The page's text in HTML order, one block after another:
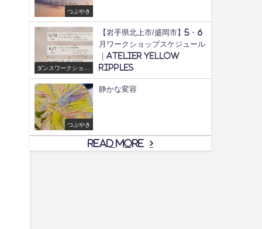
つぶやき
ダンスワークショッ
プ/舞
【岩手県北上市/盛岡市】5・6
月ワークショップスケジュール
｜Atelier yellow
ripples
つぶやき
静かな変容
Read More